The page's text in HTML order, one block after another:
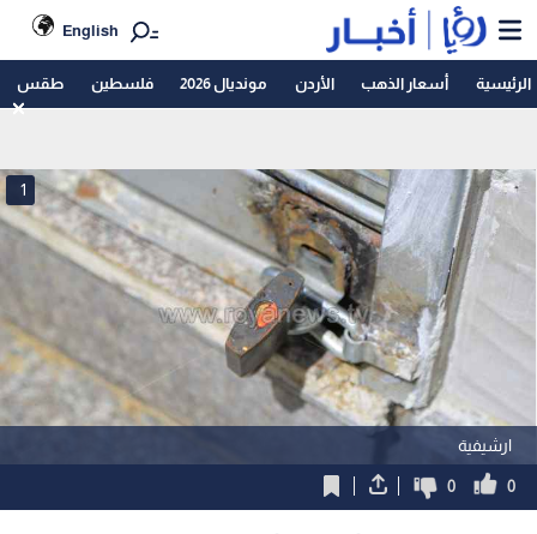
English
الرئيسية أسعار الذهب الأردن مونديال 2026 فلسطين طقس
ارشيفية
1
0
0